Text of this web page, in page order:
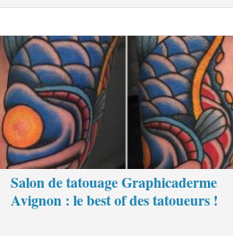
Salon de tatouage Graphicaderme
Avignon : le best of des tatoueurs !